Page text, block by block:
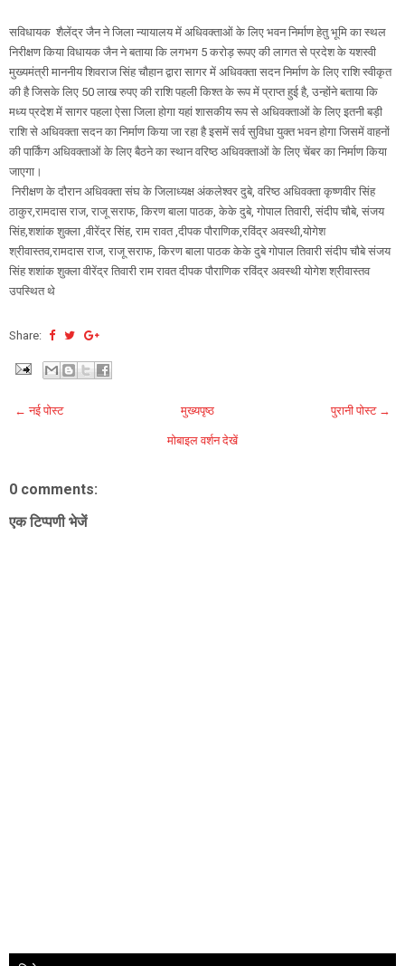
सविधायक शैलेंद्र जैन ने जिला न्यायालय में अधिवक्ताओं के लिए भवन निर्माण हेतु भूमि का स्थल
निरीक्षण किया विधायक जैन ने बताया कि लगभग 5 करोड़ रूपए की लागत से प्रदेश के यशस्वी
मुख्यमंत्री माननीय शिवराज सिंह चौहान द्वारा सागर में अधिवक्ता सदन निर्माण के लिए राशि स्वीकृत
की है जिसके लिए 50 लाख रुपए की राशि पहली किश्त के रूप में प्राप्त हुई है, उन्होंने बताया कि
मध्य प्रदेश में सागर पहला ऐसा जिला होगा यहां शासकीय रूप से अधिवक्ताओं के लिए इतनी बड़ी
राशि से अधिवक्ता सदन का निर्माण किया जा रहा है इसमें सर्व सुविधा युक्त भवन होगा जिसमें वाहनों
की पार्किंग अधिवक्ताओं के लिए बैठने का स्थान वरिष्ठ अधिवक्ताओं के लिए चेंबर का निर्माण किया
जाएगा।
निरीक्षण के दौरान अधिवक्ता संघ के जिलाध्यक्ष अंकलेश्वर दुबे, वरिष्ठ अधिवक्ता कृष्णवीर सिंह
ठाकुर,रामदास राज, राजू सराफ, किरण बाला पाठक, केके दुबे, गोपाल तिवारी, संदीप चौबे, संजय
सिंह,शशांक शुक्ला ,वीरेंद्र सिंह, राम रावत ,दीपक पौराणिक,रविंद्र अवस्थी,योगेश
श्रीवास्तव,रामदास राज, राजू सराफ, किरण बाला पाठक केके दुबे गोपाल तिवारी संदीप चौबे संजय
सिंह शशांक शुक्ला वीरेंद्र तिवारी राम रावत दीपक पौराणिक रविंद्र अवस्थी योगेश श्रीवास्तव
उपस्थित थे
Share:
← नई पोस्ट पुरानी पोस्ट →
मुख्यपृष्ठ
मोबाइल वर्शन देखें
0 comments:
एक टिप्पणी भेजें